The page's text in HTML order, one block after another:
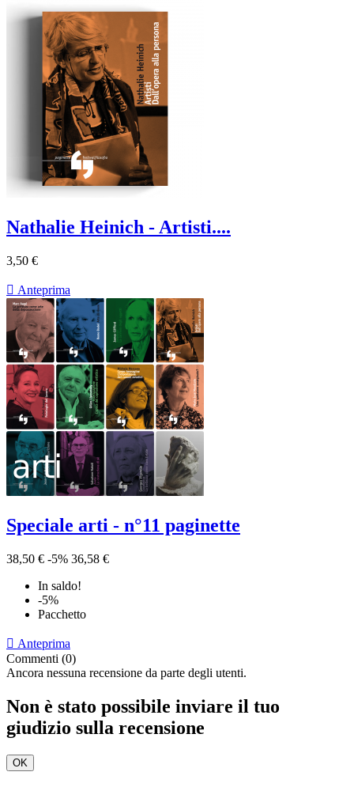
Nathalie Heinich - Artisti....
3,50 €
 Anteprima
Speciale arti - n°11 paginette
38,50 € -5% 36,58 €
In saldo!
-5%
Pacchetto
 Anteprima
Commenti (0)
Ancora nessuna recensione da parte degli utenti.
Non è stato possibile inviare il tuo
giudizio sulla recensione
OK